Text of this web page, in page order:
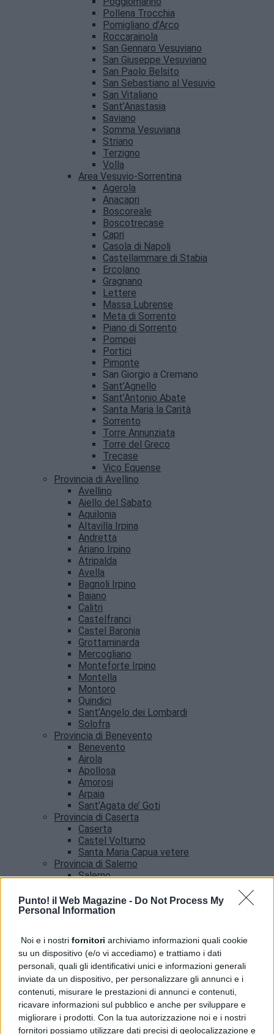
Punto! il Web Magazine - Do Not Process My
Personal Information
Noi e i nostri fornitori archiviamo informazioni quali cookie
su un dispositivo (e/o vi accediamo) e trattiamo i dati
personali, quali gli identificativi unici e informazioni generali
inviate da un dispositivo, per personalizzare gli annunci e i
contenuti, misurare le prestazioni di annunci e contenuti,
ricavare informazioni sul pubblico e anche per sviluppare e
migliorare i prodotti. Con la tua autorizzazione noi e i nostri
fornitori possiamo utilizzare dati precisi di geolocalizzazione e
Pollena Trocchia
Pomigliano d’Arco
Roccarainola
San Gennaro Vesuviano
San Giuseppe Vesuviano
San Paolo Belsito
San Sebastiano al Vesuvio
San Vitaliano
Sant’Anastasia
Saviano
Somma Vesuviana
Striano
Terzigno
Volla
Area Vesuvio-Sorrentina
Agerola
Anacapri
Boscoreale
Boscotrecase
Capri
Casola di Napoli
Castellammare di Stabia
Ercolano
Gragnano
Lettere
Massa Lubrense
Meta di Sorrento
Piano di Sorrento
Pompei
Portici
Pimonte
San Giorgio a Cremano
Sant’Agnello
Sant’Antonio Abate
Santa Maria la Carità
Sorrento
Torre Annunziata
Torre del Greco
Trecase
Vico Equense
Provincia di Avellino
Avellino
Aiello del Sabato
Aquilonia
Altavilla Irpina
Andretta
Ariano Irpino
Atripalda
Avella
Bagnoli Irpino
Baiano
Calitri
Castelfranci
Castel Baronia
Grottaminarda
Mercogliano
Monteforte Irpino
Montella
Montoro
Quindici
Sant’Angelo dei Lombardi
Solofra
Provincia di Benevento
Benevento
Airola
Apollosa
Amorosi
Arpaia
Sant’Agata de’ Goti
Provincia di Caserta
Caserta
Castel Volturno
Santa Maria Capua vetere
Provincia di Salerno
Salerno
Amalfi
Angri
Pozzuoli, servizio Poste per cittadini con case
inagibili dopo il sisma